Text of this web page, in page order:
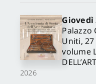
2026
Giovedì
Palazzo
Uniti,
volume